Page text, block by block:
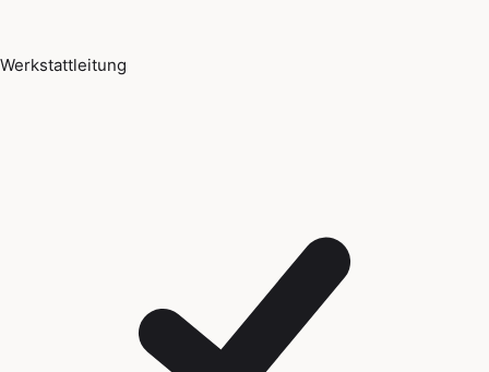
Werkstattleitung